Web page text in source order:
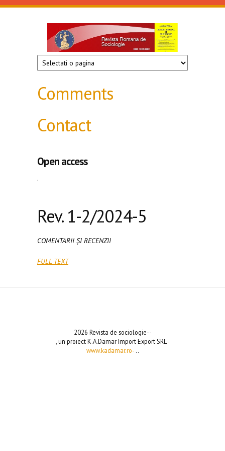
Skip to main content
Revista
de
sociologie
Comments
Contact
Open access
.
Rev. 1-2/2024-5
COMENTARII ȘI RECENZII
FULL TEXT
2026 Revista de sociologie--
, un proiect K.A.Damar Import Export SRL-
www.kadamar.ro- ..